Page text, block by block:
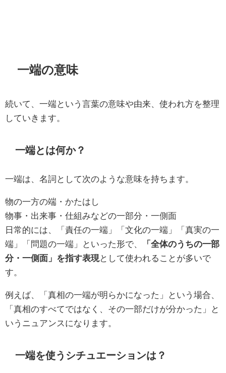
一端の意味
続いて、一端という言葉の意味や由来、使われ方を整理
していきます。
一端とは何か？
一端は、名詞として次のような意味を持ちます。
物の一方の端・かたはし
物事・出来事・仕組みなどの一部分・一側面
日常的には、「責任の一端」「文化の一端」「真実の一
端」「問題の一端」といった形で、
「全体のうちの一部
分・一側面」を指す表現 として使われることが多いで
す。
例えば、「真相の一端が明らかになった」という場合、
「真相のすべてではなく、その一部だけが分かった」と
いうニュアンスになります。
一端を使うシチュエーションは？